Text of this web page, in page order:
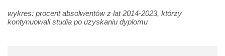
wykres: procent absolwentów z lat 2014-2023, którzy
kontynuowali studia po uzyskaniu dyplomu